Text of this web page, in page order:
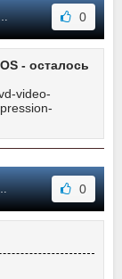
0
- осталось
video-
0